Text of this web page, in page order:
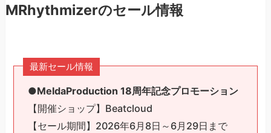
MRhythmizerのセール情報
最新セール情報
●MeldaProduction 18周年記念プロモーション
【開催ショップ】Beatcloud
【セール期間】2026年6月8日～6月29日まで